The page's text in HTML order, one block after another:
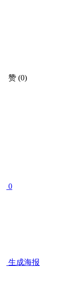
赞 (0)
0
生成海报